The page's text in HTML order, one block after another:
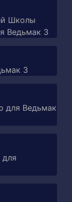
Школы
Ведьмак 3
3
для Ведьмак